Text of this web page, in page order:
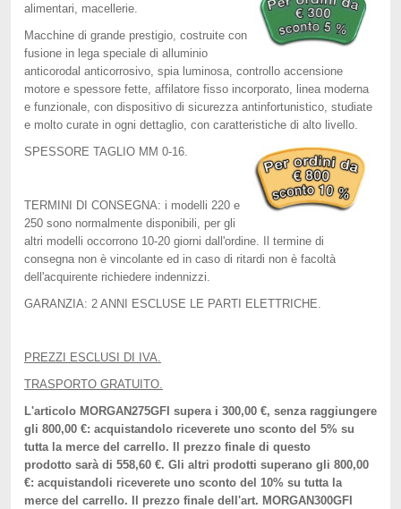
alimentari, macellerie.
Macchine di grande prestigio, costruite con
fusione in lega speciale di alluminio
anticorodal anticorrosivo, spia luminosa, controllo accensione
motore e spessore fette, affilatore fisso incorporato, linea moderna
e funzionale, con dispositivo di sicurezza antinfortunistico, studiate
e molto curate in ogni dettaglio, con caratteristiche di alto livello.
SPESSORE TAGLIO MM 0-16.
TERMINI DI CONSEGNA: i modelli 220 e
250 sono normalmente disponibili, per gli
altri modelli occorrono 10-20 giorni dall'ordine. Il termine di
consegna non è vincolante ed in caso di ritardi non è facoltà
dell'acquirente richiedere indennizzi.
GARANZIA: 2 ANNI ESCLUSE LE PARTI ELETTRICHE.
PREZZI ESCLUSI DI IVA.
TRASPORTO GRATUITO.
L'articolo MORGAN275GFI supera i 300,00 €, senza raggiungere
gli 800,00 €: acquistandolo riceverete uno sconto del 5% su
tutta la merce del carrello. Il prezzo finale di questo
prodotto sarà di 558,60 €. Gli altri prodotti superano gli 800,00
€: acquistandoli riceverete uno sconto del 10% su tutta la
merce del carrello. Il prezzo finale dell'art. MORGAN300GFI